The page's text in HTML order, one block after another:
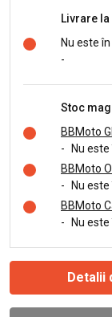
Livrare
Nu este
-
Stoc
BBMoto
-
Nu
BBMoto
-
Nu
BBMoto
-
Nu
Detalii